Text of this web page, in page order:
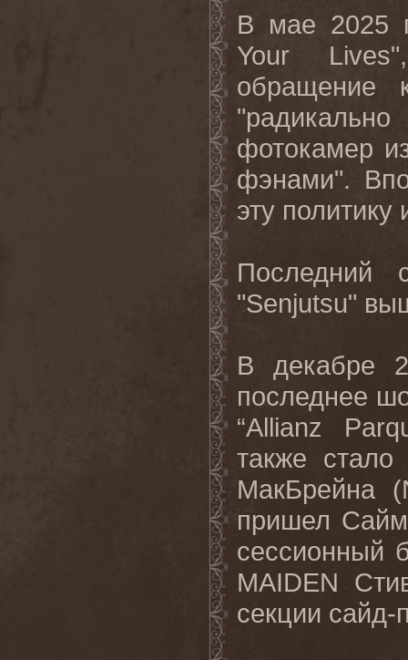
В мае 2025
Your
обращение
фотокамер
фэнами".
эту политику
Последний
"Senjutsu"
В декабре
последнее
“Allianz
также
МакБрейна
пришел
сессионный
MAIDEN
секции сайд-